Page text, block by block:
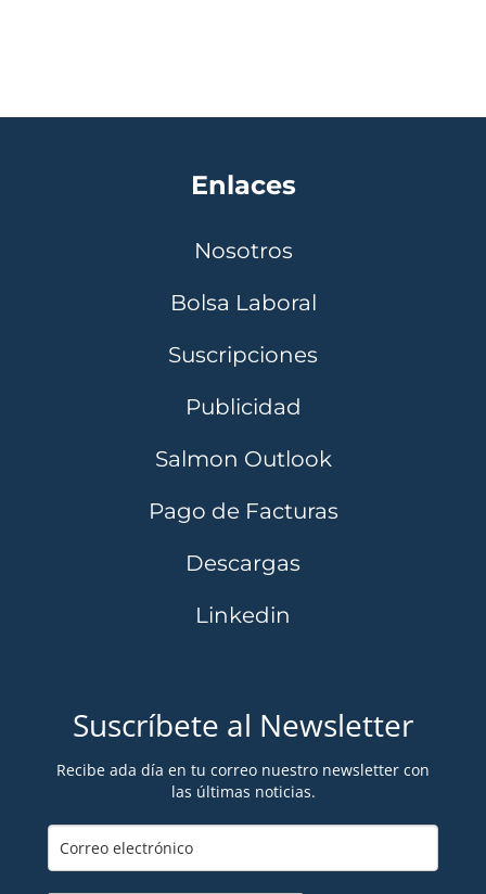
Enlaces
Nosotros
Bolsa Laboral
Suscripciones
Publicidad
Salmon Outlook
Pago de Facturas
Descargas
Linkedin
Suscríbete al Newsletter
Recibe ada día en tu correo nuestro newsletter con
las últimas noticias.